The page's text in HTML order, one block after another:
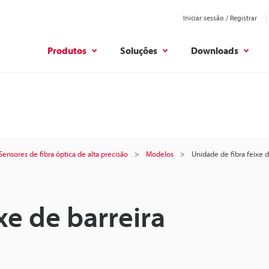
Iniciar sessão / Registrar
Produtos Soluções Downloads
de fibra óptica de alta precisão Modelos Unidade de fibra feixe
de barreira